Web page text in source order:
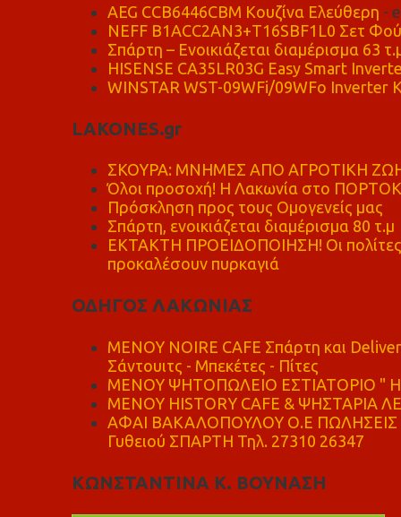
AEG CCB6446CBM Κουζίνα Ελεύθερη -
NEFF B1ACC2AN3+T16SBF1L0 Σετ
Σπάρτη – Ενοικιάζεται διαμέρισμα 63
HISENSE CA35LR03G Easy Smart
WINSTAR WST-09WFi/09WFo Inverter
LAKONES.gr
ΣΚΟΥΡΑ: ΜΝΗΜΕΣ ΑΠΟ ΑΓΡΟΤΙΚΗ
Όλοι προσοχή! Η Λακωνία στο
Πρόσκληση προς τους Ομογενείς μας
Σπάρτη, ενοικιάζεται διαμέρισμα 80 τ.μ
ΕΚΤΑΚΤΗ ΠΡΟΕΙΔΟΠΟΙΗΣΗ! Οι πολίτες
προκαλέσουν πυρκαγιά
ΟΔΗΓΟΣ ΛΑΚΩΝΙΑΣ
MENOY NOIRE CAFE Σπάρτη και
Σάντουιτς - Μπεκέτες - Πίτες
ΜΕΝΟΥ ΨΗΤΟΠΩΛΕΙΟ ΕΣΤΙΑΤΟΡΙΟ "
ΜΕΝΟΥ HISTORY CAFE & ΨΗΣΤΑΡΙΑ
ΑΦΑΙ ΒΑΚΑΛΟΠΟΥΛΟΥ Ο.Ε ΠΩΛΗΣΕΙΣ
Γυθειού ΣΠΑΡΤΗ Τηλ. 27310 26347
ΚΩΝΣΤΑΝΤΙΝΑ Κ. ΒΟΥΝΑΣΗ